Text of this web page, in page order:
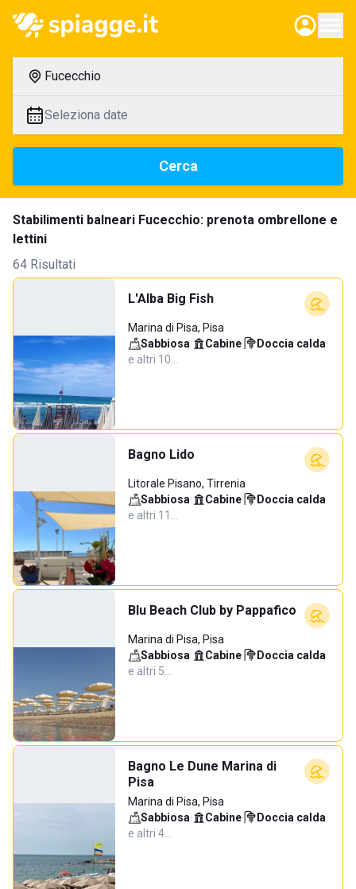
Fucecchio
Seleziona date
Cerca
Stabilimenti balneari Fucecchio: prenota ombrellone e
lettini
64 Risultati
L'Alba Big Fish
Marina di Pisa, Pisa
Sabbiosa· Cabine· Doccia calda·
e altri 10…
Bagno Lido
Litorale Pisano, Tirrenia
Sabbiosa· Cabine· Doccia calda·
e altri 11…
Blu Beach Club by Pappafico
Marina di Pisa, Pisa
Sabbiosa· Cabine· Doccia calda·
e altri 5…
Bagno Le Dune Marina di
Pisa
Marina di Pisa, Pisa
Sabbiosa· Cabine· Doccia calda·
e altri 4…